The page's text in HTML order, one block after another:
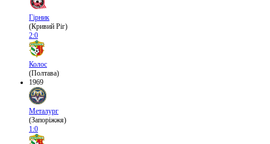
Гірник
(Кривий Ріг)
2:0
Колос
(Полтава)
1969
Металург
(Запоріжжя)
1:0